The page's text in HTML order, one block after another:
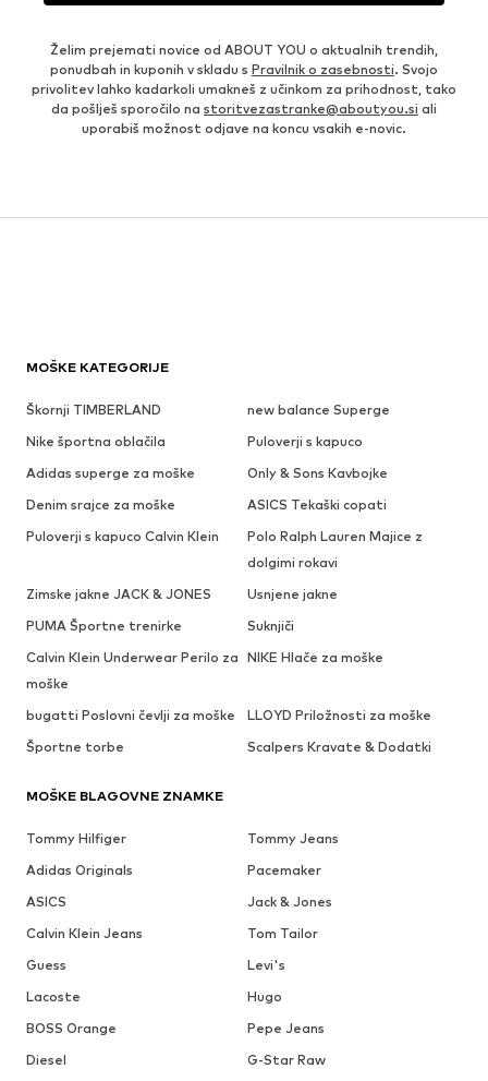
Želim prejemati novice od ABOUT YOU o aktualnih trendih,
ponudbah in kuponih v skladu s Pravilnik o zasebnosti. Svojo
privolitev lahko kadarkoli umakneš z učinkom za prihodnost, tako
da pošlješ sporočilo na storitvezastranke@aboutyou.si ali
uporabiš možnost odjave na koncu vsakih e-novic.
MOŠKE KATEGORIJE
Škornji TIMBERLAND
new balance Superge
Nike športna oblačila
Puloverji s kapuco
Adidas superge za moške
Only & Sons Kavbojke
Denim srajce za moške
ASICS Tekaški copati
Puloverji s kapuco Calvin Klein
Polo Ralph Lauren Majice z
dolgimi rokavi
Zimske jakne JACK & JONES
Usnjene jakne
PUMA Športne trenirke
Suknjiči
Calvin Klein Underwear Perilo za
moške
NIKE Hlače za moške
bugatti Poslovni čevlji za moške
LLOYD Priložnosti za moške
Športne torbe
Scalpers Kravate & Dodatki
MOŠKE BLAGOVNE ZNAMKE
Tommy Hilfiger
Tommy Jeans
Adidas Originals
Pacemaker
ASICS
Jack & Jones
Calvin Klein Jeans
Tom Tailor
Guess
Levi's
Lacoste
Hugo
BOSS Orange
Pepe Jeans
Diesel
G-Star Raw